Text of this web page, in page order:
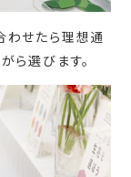
わせたら理想通
ら選びます。